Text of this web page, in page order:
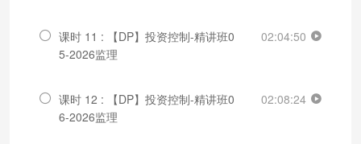
课时 11 : 【DP】投资控制-精讲班0
5-2026监理
02:04:50
课时 12 : 【DP】投资控制-精讲班0
6-2026监理
02:08:24